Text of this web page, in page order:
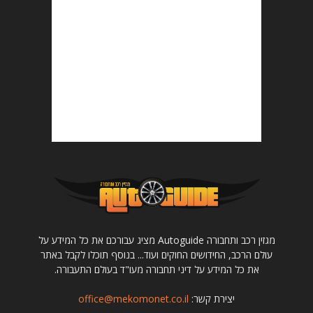
מגזין רכב ותחבורה Autoguide מציג עבורכם את כל המידע על
עולם הרכב, החידושים החוקים ועוד... בנוסף תוכלו לקבל באתר
את כל המידע על דיני תחבורה מעו"ד בעולם התעבורה.
יצירת קשר: office@mekomonet.co.il